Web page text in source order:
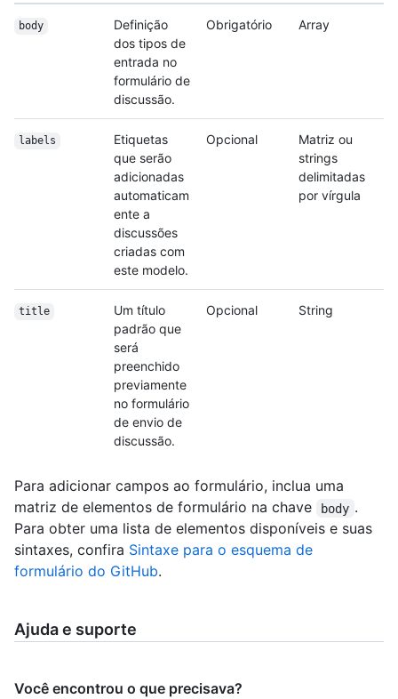
body
Definição
dos tipos de
entrada no
formulário de
discussão.
Obrigatório Array
labels
Etiquetas
que serão
adicionadas
automaticam
ente a
discussões
criadas com
este modelo.
Opcional
Matriz ou
strings
delimitadas
por vírgula
title
Um título
padrão que
será
preenchido
previamente
no formulário
de envio de
discussão.
Opcional String
Para adicionar campos ao formulário, inclua uma
matriz de elementos de formulário na chave
body .
Para obter uma lista de elementos disponíveis e suas
sintaxes, confira Sintaxe para o esquema de
formulário do GitHub.
Ajuda e suporte
Você encontrou o que precisava?